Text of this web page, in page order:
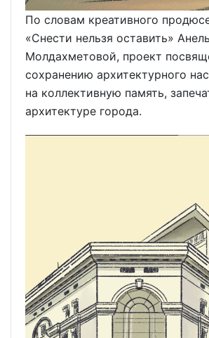
По словам креативного
«Снести нельзя оставить» Анель
Молдахметовой, проект
сохранению архитектурного
на коллективную память,
архитектуре города.